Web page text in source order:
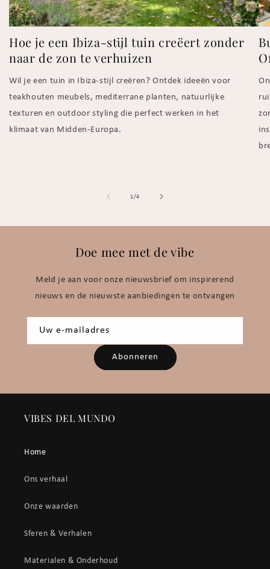
Hoe je een Ibiza-stijl tuin creëert zonder
naar de zon te verhuizen
Wil je een tuin in Ibiza-stijl creëren? Ontdek ideeën voor
teakhouten meubels, mediterrane planten, natuurlijke
texturen en outdoor styling die perfect werken in het
klimaat van Midden-Europa.
1/van
4
Doe mee met de vibe
Meld je aan voor onze nieuwsbrief om inspirerend
nieuws en de nieuwste aanbiedingen te ontvangen
Uw e-mailadres
Abonneren
VIBES DEL MUNDO
Home
Ons verhaal
Onze waarden
Sferen & Verhalen
Materialen & Onderhoud